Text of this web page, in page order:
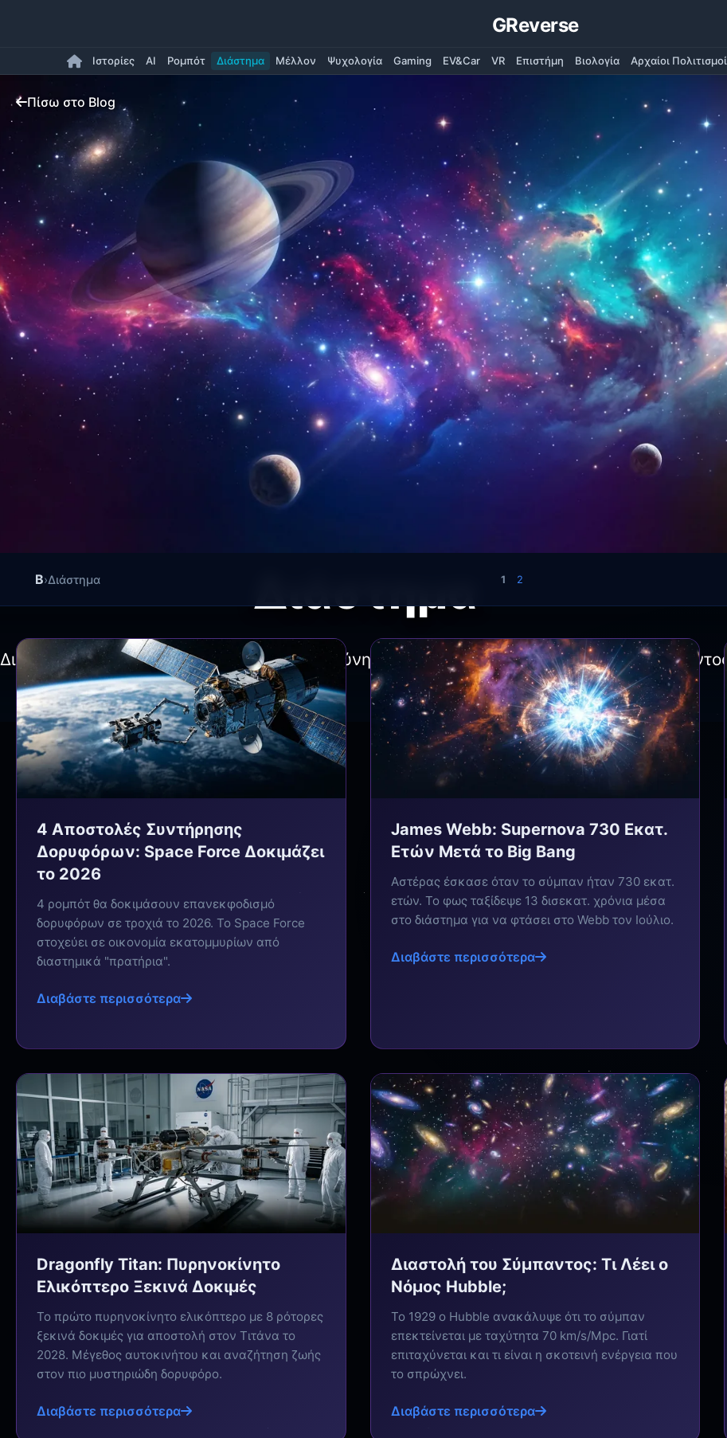
GReverse
Ιστορίες AI Ρομπότ Διάστημα Μέλλον Ψυχολογία Gaming EV&Car VR Επιστήμη Βιολογία Αρχαίοι Πολιτισμοί
Πίσω στο Blog
Διάστημα
Διαστημικές αποστολές, αστρονομία, εξερεύνηση πλανητών και τα μυστήρια του σύμπαντος
B›Διάστημα 1 2
4 Αποστολές Συντήρησης
Δορυφόρων: Space Force Δοκιμάζει
το 2026
4 ρομπότ θα δοκιμάσουν επανεκφοδισμό
δορυφόρων σε τροχιά το 2026. Το Space Force
στοχεύει σε οικονομία εκατομμυρίων από
διαστημικά "πρατήρια".
Διαβάστε περισσότερα
James Webb: Supernova 730 Εκατ.
Ετών Μετά το Big Bang
Αστέρας έσκασε όταν το σύμπαν ήταν 730 εκατ.
ετών. Το φως ταξίδεψε 13 δισεκατ. χρόνια μέσα
στο διάστημα για να φτάσει στο Webb τον Ιούλιο.
Διαβάστε περισσότερα
Dragonfly Titan: Πυρηνοκίνητο
Ελικόπτερο Ξεκινά Δοκιμές
Το πρώτο πυρηνοκίνητο ελικόπτερο με 8 ρότορες
ξεκινά δοκιμές για αποστολή στον Τιτάνα το
2028. Μέγεθος αυτοκινήτου και αναζήτηση ζωής
στον πιο μυστηριώδη δορυφόρο.
Διαβάστε περισσότερα
Διαστολή του Σύμπαντος: Τι Λέει ο
Νόμος Hubble;
Το 1929 ο Hubble ανακάλυψε ότι το σύμπαν
επεκτείνεται με ταχύτητα 70 km/s/Mpc. Γιατί
επιταχύνεται και τι είναι η σκοτεινή ενέργεια που
το σπρώχνει.
Διαβάστε περισσότερα